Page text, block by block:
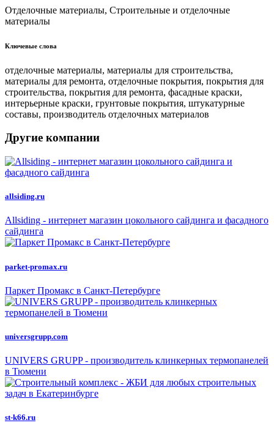
Отделочные материалы, Строительные и отделочные
материалы
Ключевые слова
отделочные материалы, материалы для строительства,
материалы для ремонта, отделочные покрытия, покрытия для
строительства, покрытия для ремонта, фасадные краски,
интерьерные краски, грунтовые покрытия, штукатурные
составы, производитель отделочных материалов
Другие компании
allsiding.ru
Allsiding - интернет магазин цокольного сайдинга и фасадного
сайдинга
parket-promax.ru
Паркет Промакс в Санкт-Петербурге
universgrupp.com
UNIVERS GRUPP - производитель клинкерных термопанелей
в Тюмени
st-k66.ru